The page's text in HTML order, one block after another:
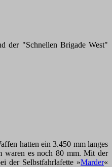
der "Schnellen Brigade West"
hatten ein 3.450 mm langes
waren es noch 80 mm. Mit der
der Selbstfahrlafette »Marder«